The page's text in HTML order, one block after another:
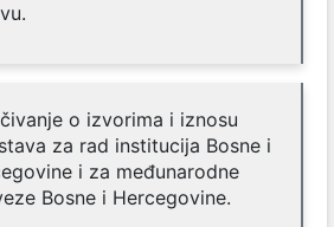
o izvorima i iznosu
za rad institucija Bosne i
i za međunarodne
Bosne i Hercegovine.